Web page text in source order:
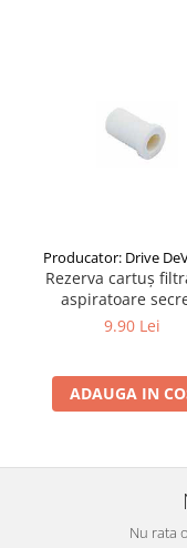
Producator: Drive
Rezerva cartuș
aspiratoare
VacuAide QSU 800
9.90 Lei
ADAUGA IN
Nu rata